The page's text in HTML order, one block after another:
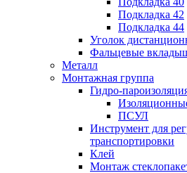
Подкладка 42
Подкладка 44
Уголок
Фальцевые
Металл
Монтажная группа
Гидро-
ПСУЛ
Инструмент для
транспортировки
Клей
Монтаж